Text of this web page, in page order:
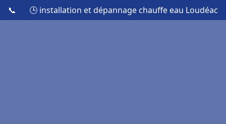
📞 🕒 installation et dépannage chauffe eau Loudéac